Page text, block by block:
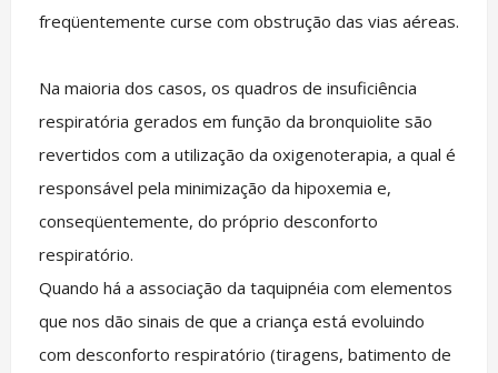
freqüentemente curse com obstrução das vias aéreas.
Na maioria dos casos, os quadros de insuficiência
respiratória gerados em função da bronquiolite são
revertidos com a utilização da oxigenoterapia, a qual é
responsável pela minimização da hipoxemia e,
conseqüentemente, do próprio desconforto
respiratório.
Quando há a associação da taquipnéia com elementos
que nos dão sinais de que a criança está evoluindo
com desconforto respiratório (tiragens, batimento de